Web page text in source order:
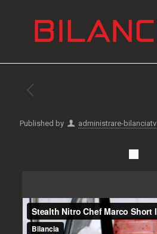
Published by administrare-bilanciatv